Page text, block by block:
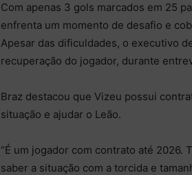
Com apenas 3 gols marcados em 25
enfrenta um momento de desafio e
Apesar das dificuldades, o executivo
recuperação do jogador, durante
Braz destacou que Vizeu possui
situação e ajudar o Leão.
“É um jogador com contrato até
saber a situação com a torcida e